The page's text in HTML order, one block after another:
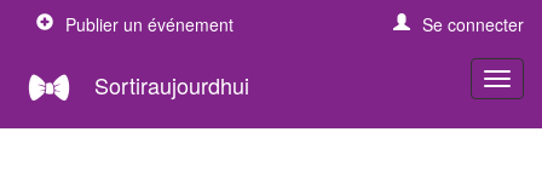
Publier un événement Se connecter
Sortiraujourdhui